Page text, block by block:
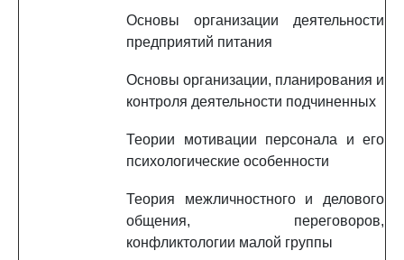
Основы организации деятельности
предприятий питания
Основы организации, планирования и
контроля деятельности подчиненных
Теории мотивации персонала и его
психологические особенности
Теория межличностного и делового
общения, переговоров,
конфликтологии малой группы